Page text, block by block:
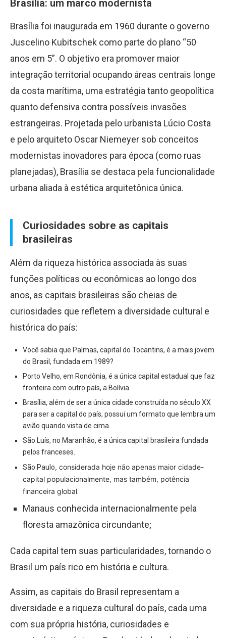
Brasília: um marco modernista
Brasília foi inaugurada em 1960 durante o governo
Juscelino Kubitschek como parte do plano “50
anos em 5”. O objetivo era promover maior
integração territorial ocupando áreas centrais longe
da costa marítima, uma estratégia tanto geopolítica
quanto defensiva contra possíveis invasões
estrangeiras. Projetada pelo urbanista Lúcio Costa
e pelo arquiteto Oscar Niemeyer sob conceitos
modernistas inovadores para época (como ruas
planejadas), Brasília se destaca pela funcionalidade
urbana aliada à estética arquitetônica única.
Curiosidades sobre as capitais
brasileiras
Além da riqueza histórica associada às suas
funções políticas ou econômicas ao longo dos
anos, as capitais brasileiras são cheias de
curiosidades que refletem a diversidade cultural e
histórica do país:
Você sabia que Palmas, capital do Tocantins, é a mais jovem
do Brasil, fundada em 1989?
Porto Velho, em Rondônia, é a única capital estadual que faz
fronteira com outro país, a Bolívia.
Brasília, além de ser a única cidade construída no século XX
para ser a capital do país, possui um formato que lembra um
avião quando vista de cima.
São Luís, no Maranhão, é a única capital brasileira fundada
pelos franceses.
São Paulo, considerada hoje não apenas maior cidade-
capital populacionalmente, mas também, potência
financeira global
Manaus conhecida internacionalmente pela
floresta amazônica circundante;
Cada capital tem suas particularidades, tornando o
Brasil um país rico em história e cultura.
Assim, as capitais do Brasil representam a
diversidade e a riqueza cultural do país, cada uma
com sua própria história, curiosidades e